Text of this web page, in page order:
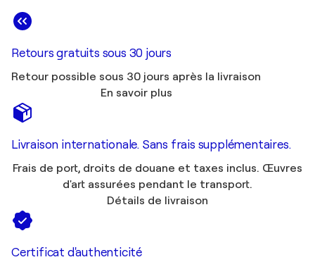
Retours gratuits sous 30 jours
Retour possible sous 30 jours après la livraison
En savoir plus
Livraison internationale. Sans frais supplémentaires.
Frais de port, droits de douane et taxes inclus. Œuvres
d'art assurées pendant le transport.
Détails de livraison
Certificat d'authenticité